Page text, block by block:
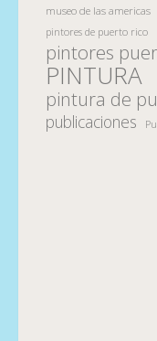
museo de las americas
pintores de puerto rico
pintores
PINTURA
pintura de
publicaciones